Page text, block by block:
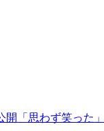
「思わず笑った